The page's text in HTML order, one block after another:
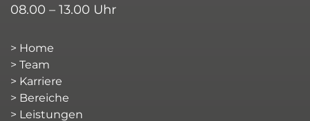
08.00 – 13.00 Uhr
Home
Team
Karriere
Bereiche
Leistungen